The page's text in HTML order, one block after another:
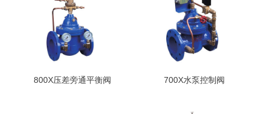
800X压差旁通平衡阀 700X水泵控制阀